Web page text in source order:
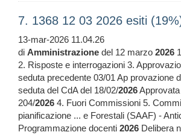
7. 1368 12 03 2026 esiti
13-mar-2026 11.04.26
di Amministrazione del 12 marzo 2026
2. Risposte e interrogazioni 3.
seduta precedente 03/01 Ap provazione
seduta del CdA del 18/02/2026
204/2026 4. Fuori Commissioni 5.
pianificazione ... e Forestali (SAAF) -
Programmazione docenti 2026 Delibera